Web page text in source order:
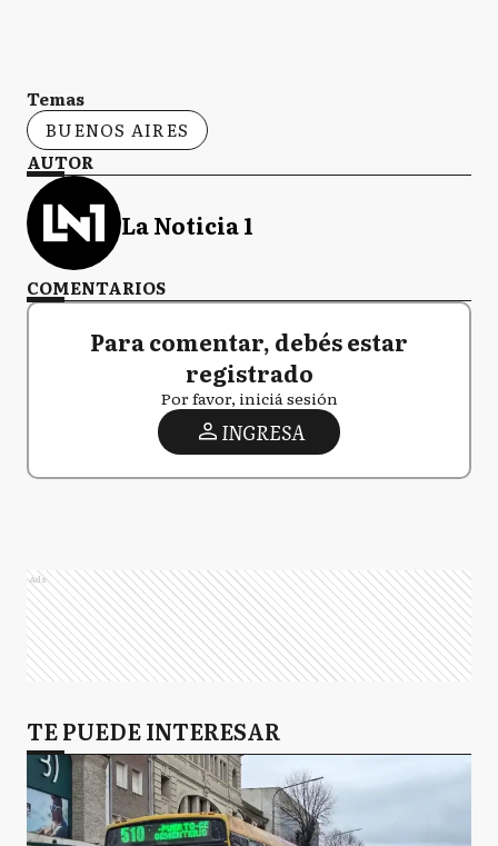
Temas
BUENOS AIRES
AUTOR
La Noticia 1
COMENTARIOS
Para comentar, debés estar
registrado
Por favor, iniciá sesión
INGRESA
Ads
TE PUEDE INTERESAR